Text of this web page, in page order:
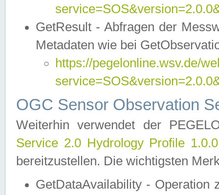
GetResult - Abfragen der
Metadaten wie bei
https://pegelonline.wsv.de/
OGC Sensor Observation
Weiterhin verwendet der
Service 2.0 Hydrology Profile
bereitzustellen. Die wichtigsten
GetDataAvailability - Operation